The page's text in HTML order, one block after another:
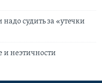
судить за «утечки
и неэтичности